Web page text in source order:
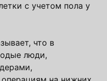
с учетом пола у
что в
люди,